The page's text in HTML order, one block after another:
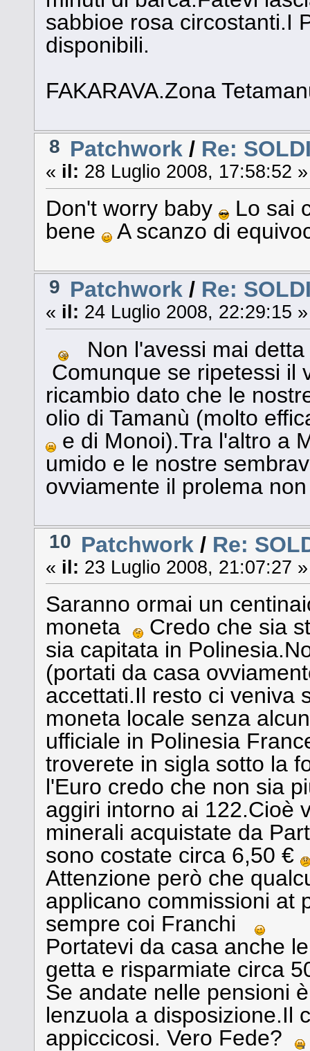
sabbioe rosa circostanti.I
disponibili.
FAKARAVA.Zona
8 Patchwork / Re:
« il: 28 Luglio 2008, 17:58:52 »
Don't worry baby
Lo sai
bene
A scanzo di
9 Patchwork / Re:
« il: 24 Luglio 2008, 22:29:15 »
Non l'avessi mai
Comunque se ripetessi il
ricambio dato che le
olio di Tamanù (molto
e di Monoi).Tra l'altro a
umido e le nostre
ovviamente il prolema
10 Patchwork / Re:
« il: 23 Luglio 2008, 21:07:27 »
Saranno ormai un
moneta
Credo che sia
sia capitata in
(portati da casa
accettati.Il resto ci veniva
moneta locale senza
ufficiale in Polinesia
troverete in sigla sotto la
l'Euro credo che non sia
aggiri intorno ai 122.Cioè
minerali acquistate da
sono costate circa 6,50 €
Attenzione però che
applicano commissioni at
sempre coi Franchi
Portatevi da casa anche
getta e risparmiate circa
Se andate nelle pensioni
lenzuola a disposizione.Il
appiccicosi. Vero Fede?